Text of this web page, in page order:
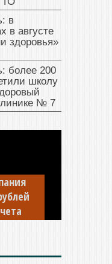
в
в августе
здоровья»
более 200
школу
№ 7